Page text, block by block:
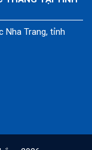
Nha Trang, tỉnh